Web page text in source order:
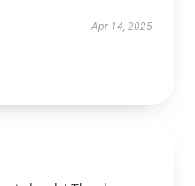
Apr 14, 2025